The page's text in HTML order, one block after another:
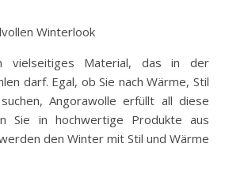
Winterlook
vielseitiges Material, das in der
darf. Egal, ob Sie nach Wärme, Stil
Angorawolle erfüllt all diese
Sie in hochwertige Produkte aus
den Winter mit Stil und Wärme